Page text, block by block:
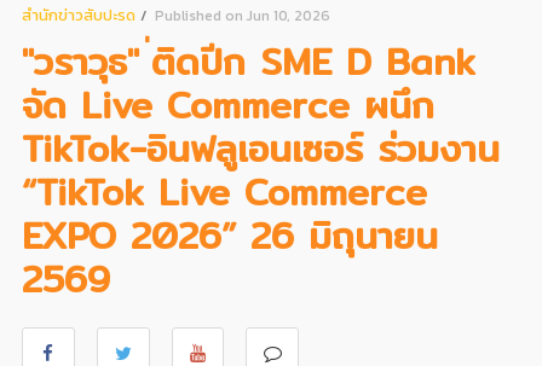
สํานักข่าวสับปะรด
Published on Jun 10, 2026
"วราวุธ" ่ติดปีก SME D Bank
จัด Live Commerce ผนึก
TikTok-อินฟลูเอนเซอร์ ร่วมงาน
“TikTok Live Commerce
EXPO 2026” 26 มิถุนายน
2569